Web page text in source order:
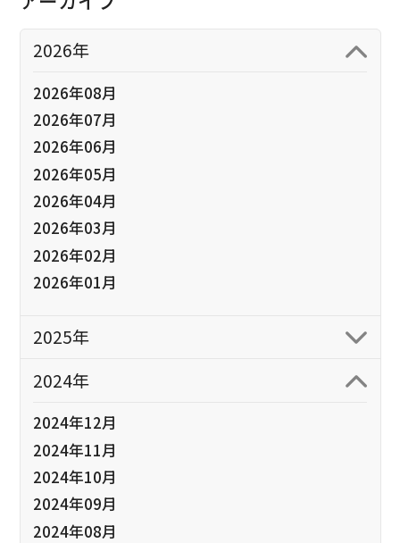
2026年
2026年08月
2026年07月
2026年06月
2026年05月
2026年04月
2026年03月
2026年02月
2026年01月
2025年
2024年
2024年12月
2024年11月
2024年10月
2024年09月
2024年08月